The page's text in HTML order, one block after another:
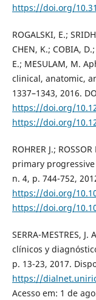
https://doi.org/
ROGALSKI, E.;
CHEN, K.; COBIA,
E.; MESULAM, M.
clinical, anatomic,
1337–1343, 2016.
https://doi.org/
https://doi.org/
ROHRER J.;
primary
n. 4, p. 744-752,
https://doi.org/
https://doi.org/
SERRA-MESTRES,
clínicos y
p. 13-23, 2017.
https://
Acesso em: 1 de